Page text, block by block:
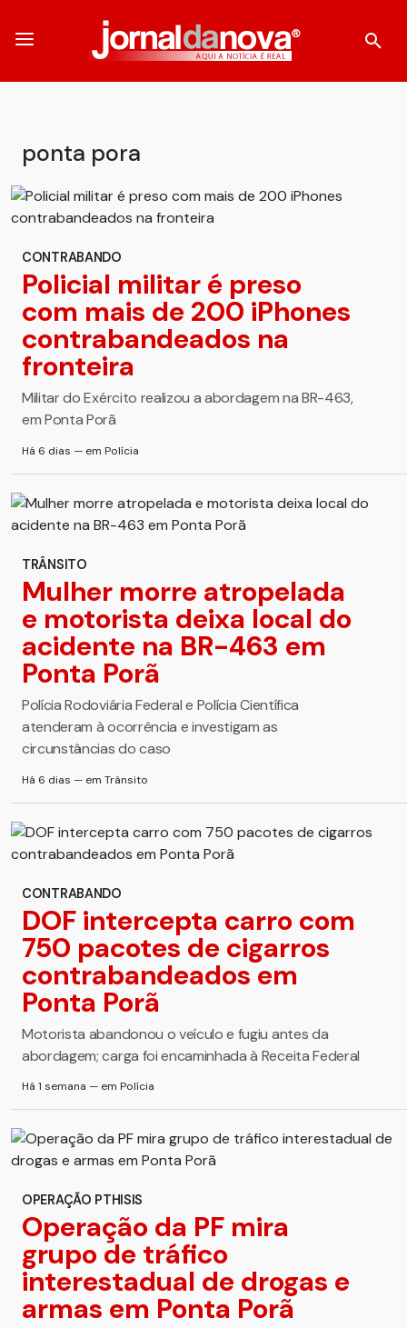
ponta pora
CONTRABANDO
Policial militar é preso
com mais de 200 iPhones
contrabandeados na
fronteira
Militar do Exército realizou a abordagem na BR-463,
em Ponta Porã
Há 6 dias — em Polícia
TRÂNSITO
Mulher morre atropelada
e motorista deixa local do
acidente na BR-463 em
Ponta Porã
Polícia Rodoviária Federal e Polícia Científica
atenderam à ocorrência e investigam as
circunstâncias do caso
Há 6 dias — em Trânsito
CONTRABANDO
DOF intercepta carro com
750 pacotes de cigarros
contrabandeados em
Ponta Porã
Motorista abandonou o veículo e fugiu antes da
abordagem; carga foi encaminhada à Receita Federal
Há 1 semana — em Polícia
OPERAÇÃO PTHISIS
Operação da PF mira
grupo de tráfico
interestadual de drogas e
armas em Ponta Porã